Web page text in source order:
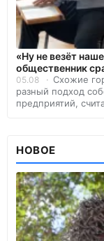
«Ну не везёт
общественник
05.08
Схожие
разный подход
предприятий,
НОВОЕ